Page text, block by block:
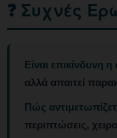
❓ Συχνές
Είναι επικίνδυνη
αλλά απαιτεί
Πώς
περιπτώσεις,